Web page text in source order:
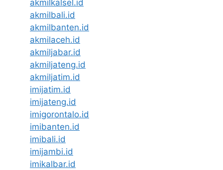
akmilkalsel.id
akmilbali.id
akmilbanten.id
akmilaceh.id
akmiljabar.id
akmiljateng.id
akmiljatim.id
imijatim.id
imijateng.id
imigorontalo.id
imibanten.id
imibali.id
imijambi.id
imikalbar.id